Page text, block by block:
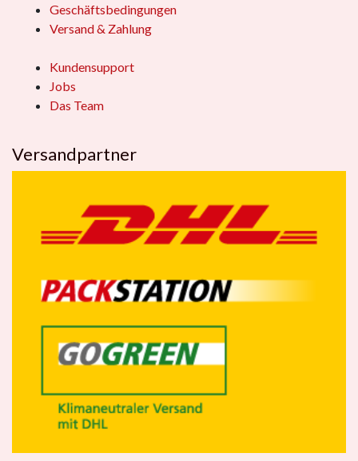
Geschäftsbedingungen
Versand & Zahlung
Kundensupport
Jobs
Das Team
Versandpartner